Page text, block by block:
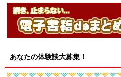
あなたの体験談大募集！